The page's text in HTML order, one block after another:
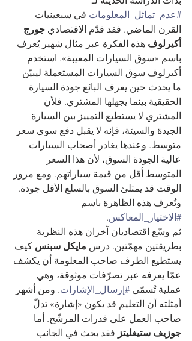
#عدم_تماثل_المعلومات في سبعينيات
القرن الماضي. فقد قدّم الاقتصادي جورج
أكيرلوف هذه الفكرة عبر مثال شهير يُعرف
باسم «سوق السيارات المعيبة». استخدم
أكيرلوف سوق السيارات المستعملة ليبيّن
ما يحدث حين يعرف البائع جودة السيارة
الحقيقية بينما يجهلها المشتري. فلأن
المشتري لا يستطيع التمييز بين السيارة
الجيدة والسيئة، فإنه لا يقبل دفع سوى سعر
متوسط. وعندها يغادر أصحاب السيارات
عالية الجودة السوق، لأن هذا السعر
المتوسط أقل من قيمة سياراتهم. ومع مرور
الوقت قد يمتلئ السوق بالسلع الأقل جودة.
وتُعرف هذه الظاهرة باسم
#الاختيار_المعاكس.
ثم وسّع اقتصاديان آخران هذه النظرية
بطريقتين مهمّتين. درس مايكل سبنس كيف
يستطيع الطرف صاحب المعلومة أن يكشف
عمّا يعرفه عبر تصرّفات موثوقة، وهي
عملية تُسمّى #إرسال_الإشارات. ومن أشهر
أمثلته أن التعليم قد يكون «إشارة» تدلّ
صاحب العمل على قدرات المرشّح. أما
جوزيف ستيغليتز فقد بحث في الجانب